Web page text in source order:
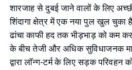
शारजाह से दुबई जाने वालों के लिए
शिंदागा क्षेत्र में एक नया पुल खुल चुका
ढांचा काफी हद तक भीड़भाड़ को कम
के बीच तेजी और अधिक सुविधाजनक
द्वारा लॉन्ग-टर्म के लिए सड़क